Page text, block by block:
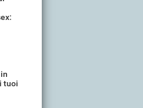
tuoi